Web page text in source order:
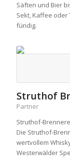
Säften und Bier
Sekt, Kaffee oder
fündig.
Struthof
Partner
Struthof-
Die Struthof-
wertvollem
Westerwälder